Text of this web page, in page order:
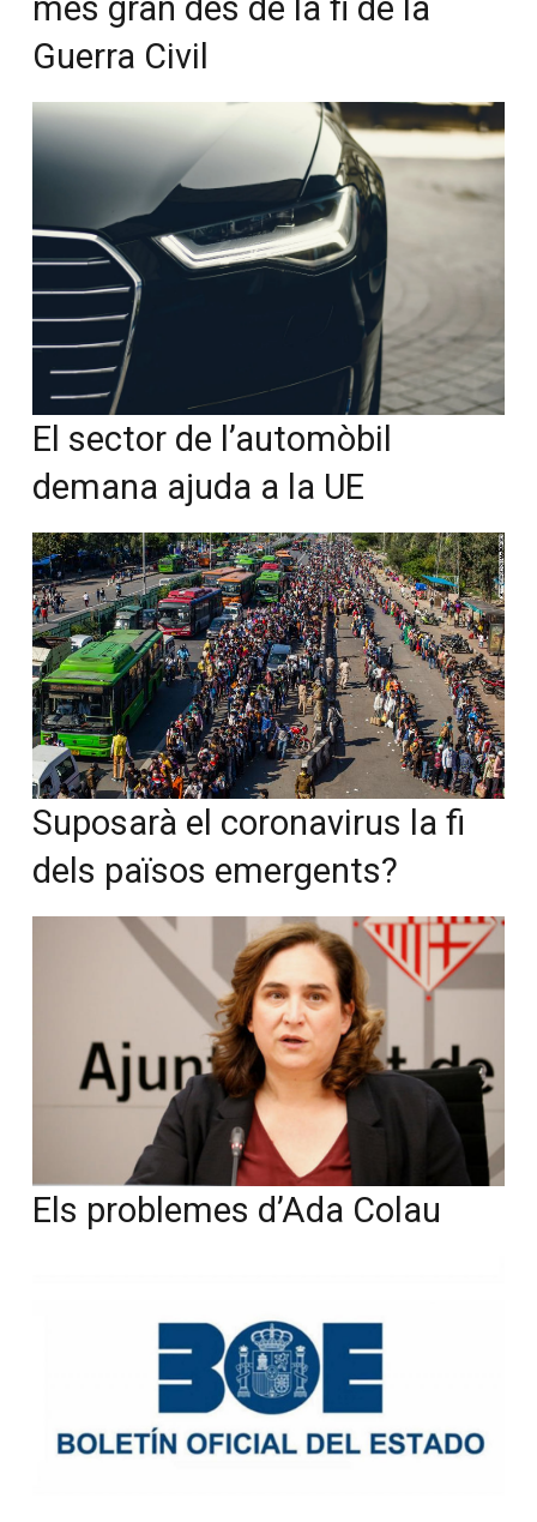
més gran des de la fi de la
Guerra Civil
El sector de l’automòbil
demana ajuda a la UE
Suposarà el coronavirus la fi
dels països emergents?
Els problemes d’Ada Colau